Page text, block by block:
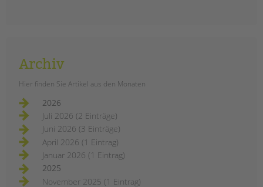
KONTAKT
Datenschutz
Hinweisgebersystem
Intranet
Archiv
Hier finden Sie Artikel aus den Monaten
2026
Juli 2026 (2 Einträge)
Juni 2026 (3 Einträge)
April 2026 (1 Eintrag)
Januar 2026 (1 Eintrag)
2025
November 2025 (1 Eintrag)